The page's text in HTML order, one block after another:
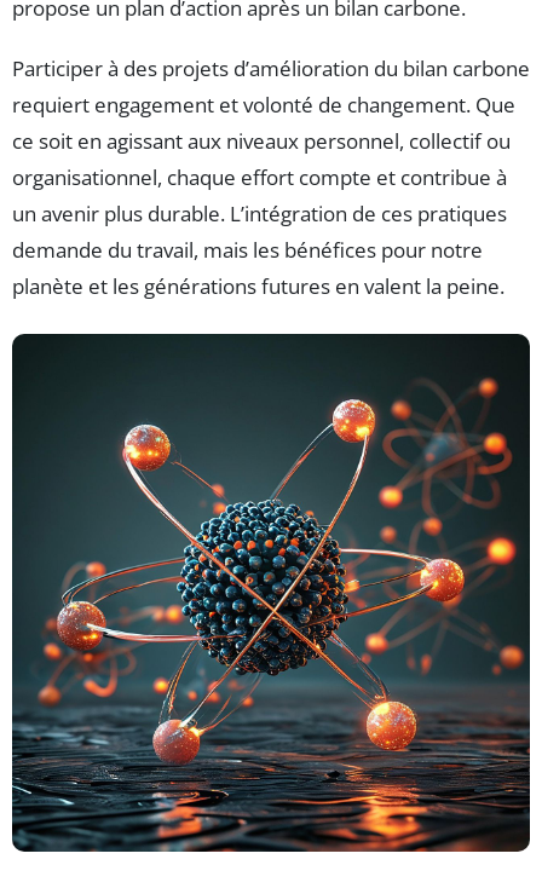
propose un plan d’action après un bilan carbone.
Participer à des projets d’amélioration du bilan carbone
requiert engagement et volonté de changement. Que
ce soit en agissant aux niveaux personnel, collectif ou
organisationnel, chaque effort compte et contribue à
un avenir plus durable. L’intégration de ces pratiques
demande du travail, mais les bénéfices pour notre
planète et les générations futures en valent la peine.